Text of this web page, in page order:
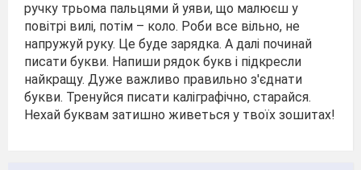
ручку трьома пальцями й уяви, що малюєш у
повітрі вилі, потім – коло. Роби все вільно, не
напружуй руку. Це буде зарядка. А далі починай
писати букви. Напиши рядок букв і підкресли
найкращу. Дуже важливо правильно з'єднати
букви. Тренуйся писати каліграфічно, старайся.
Нехай буквам затишно живеться у твоїх зошитах!